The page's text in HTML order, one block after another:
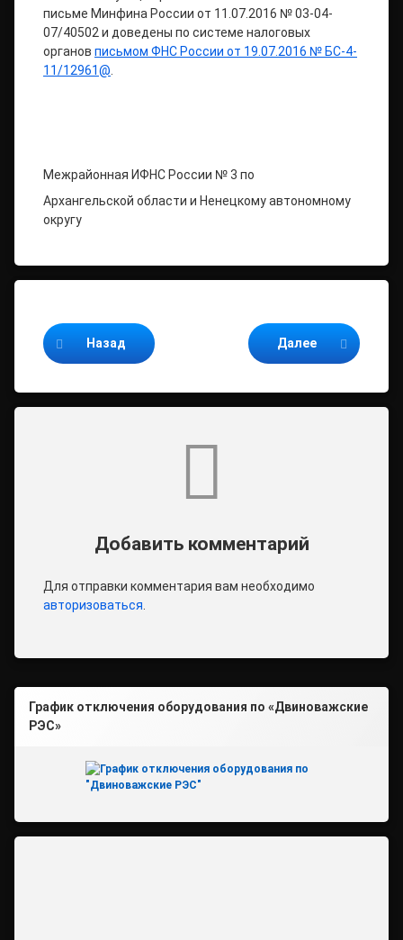
письме Минфина России от 11.07.2016 № 03-04-
07/40502 и доведены по системе налоговых
органов письмом ФНС России от 19.07.2016 № БС-4-
11/12961@
Межрайонная ИФНС России № 3 по
Архангельской области и Ненецкому автономному
округу
Назад Далее
Добавить комментарий
Для отправки комментария вам необходимо
авторизоваться
График отключения оборудования по «Двиноважские
РЭС»